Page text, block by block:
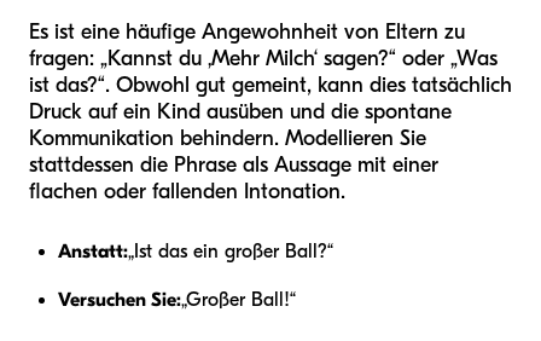
Es ist eine häufige Angewohnheit von Eltern zu
fragen: „Kannst du ‚Mehr Milch‘ sagen?“ oder „Was
ist das?“. Obwohl gut gemeint, kann dies tatsächlich
Druck auf ein Kind ausüben und die spontane
Kommunikation behindern. Modellieren Sie
stattdessen die Phrase als Aussage mit einer
flachen oder fallenden Intonation.
Anstatt:„Ist das ein großer Ball?“
Versuchen Sie:„Großer Ball!“